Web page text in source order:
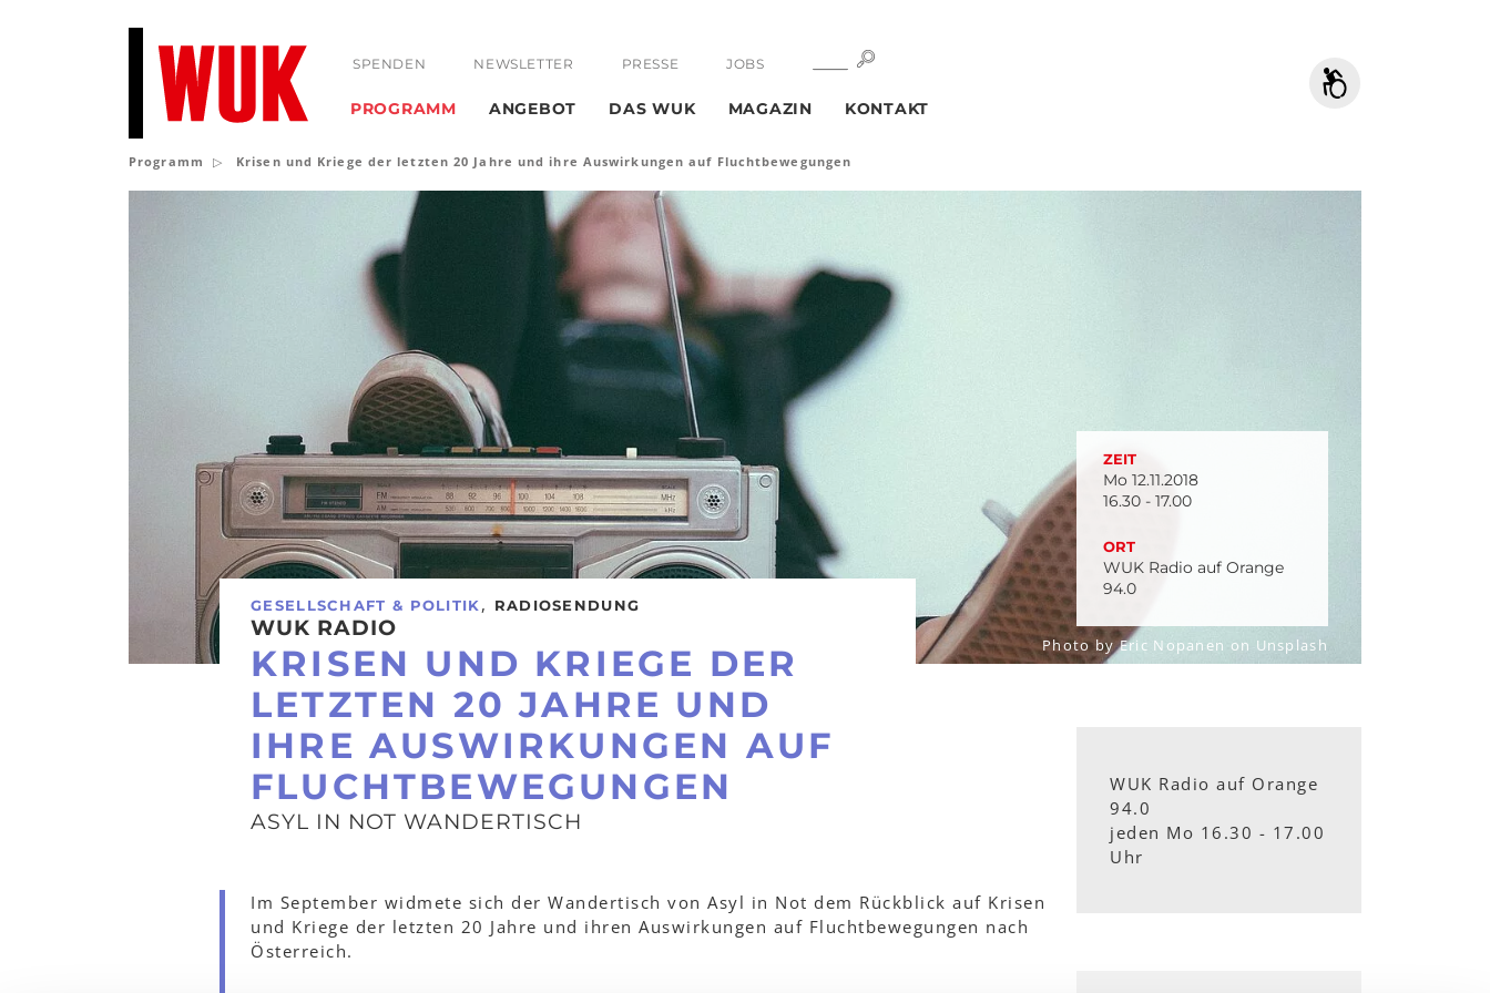
SPENDEN NEWSLETTER PRESSE JOBS SUCHE
PROGRAMM ANGEBOT DAS WUK MAGAZIN KONTAKT
Programm Krisen und Kriege der letzten 20 Jahre und ihre Auswirkungen auf Fluchtbewegungen
ZEIT
Mo 12.11.2018
16.30 - 17.00
ORT
WUK Radio auf Orange
94.0
Photo by Eric Nopanen on Unsplash
GESELLSCHAFT & POLITIK, RADIOSENDUNG
WUK RADIO
KRISEN UND KRIEGE DER
LETZTEN 20 JAHRE UND
IHRE AUSWIRKUNGEN AUF
FLUCHTBEWEGUNGEN
ASYL IN NOT WANDERTISCH
Im September widmete sich der Wandertisch von Asyl in Not dem Rückblick auf Krisen
und Kriege der letzten 20 Jahre und ihren Auswirkungen auf Fluchtbewegungen nach
Österreich.
WUK Radio auf Orange
94.0
jeden Mo 16.30 - 17.00
Uhr